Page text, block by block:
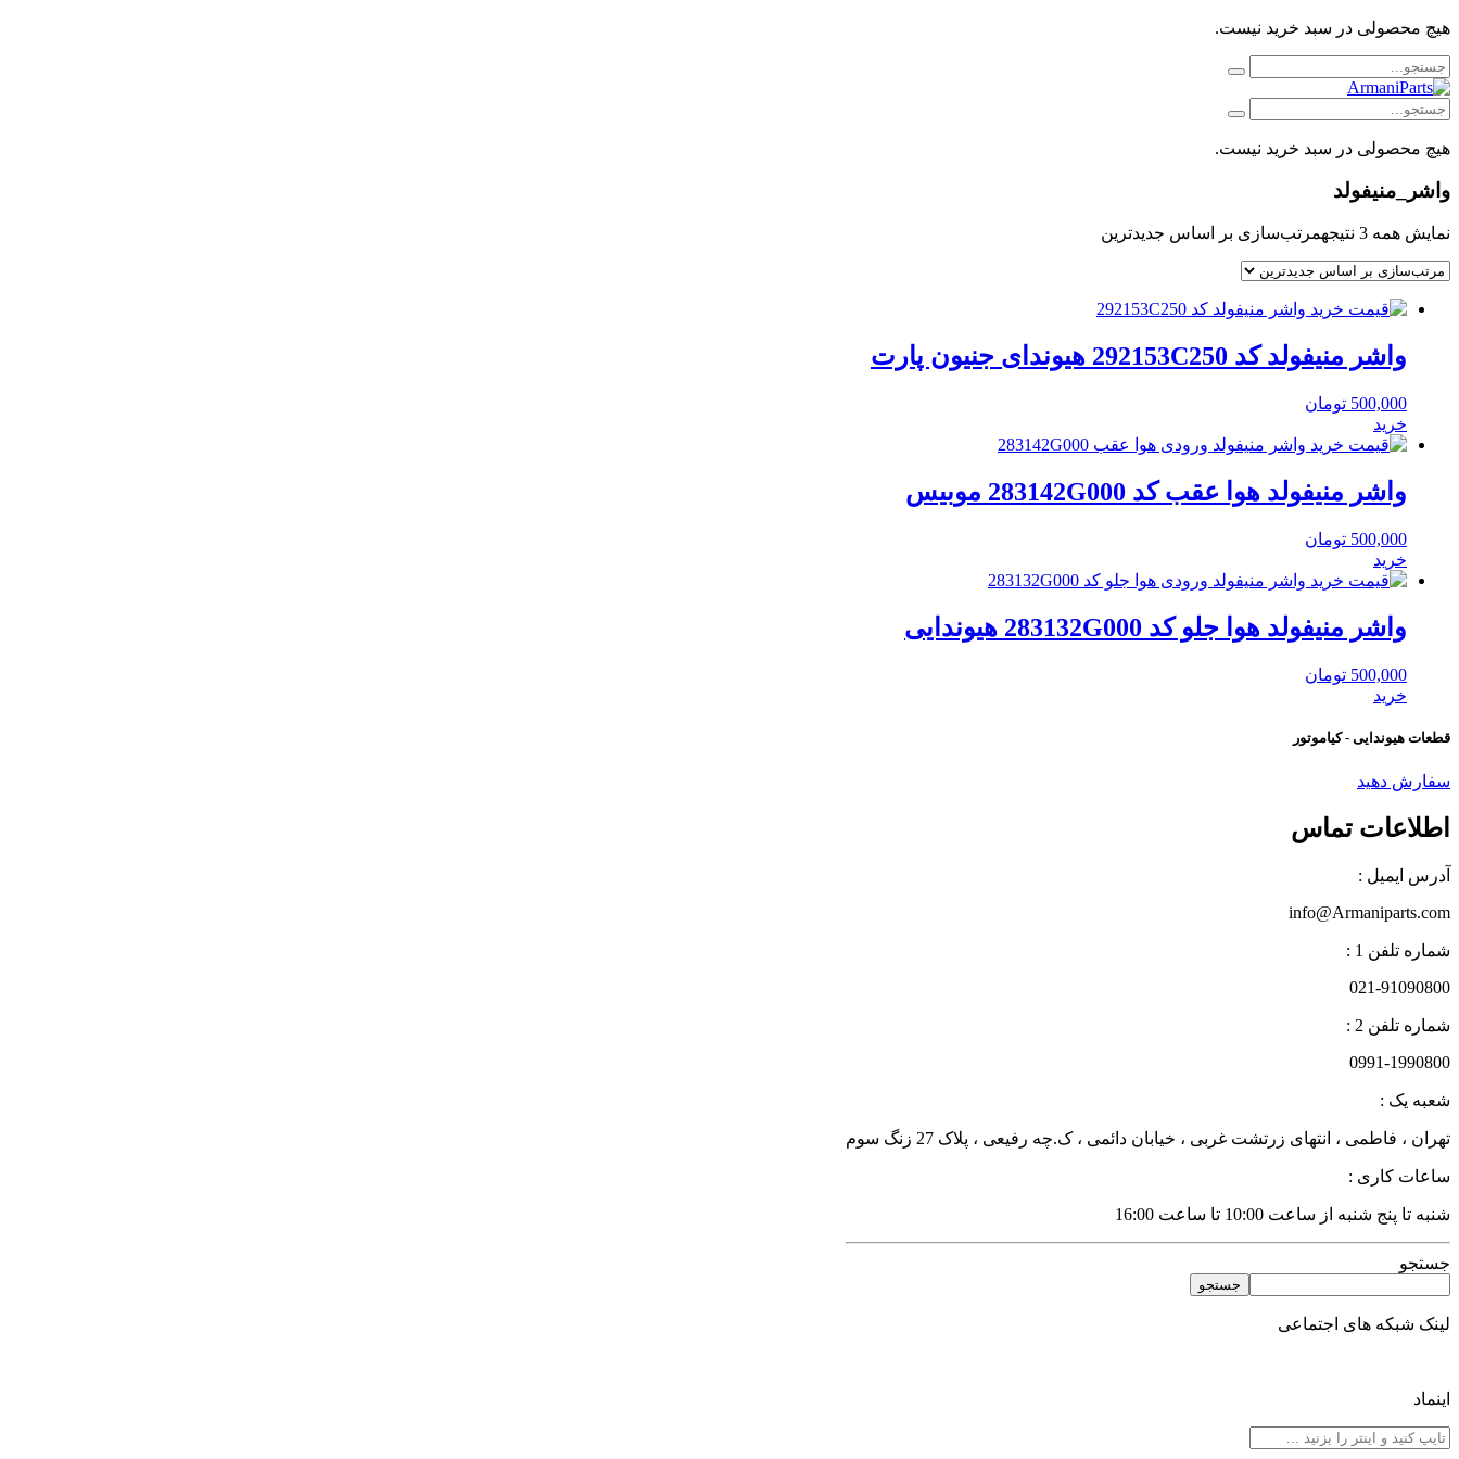
هیچ محصولی در سبد خرید نیست.
هیچ محصولی در سبد خرید نیست.
واشر_منیفولد
نمایش همه 3 نتیجه مرتب‌سازی بر اساس جدیدترین
واشر منیفولد کد 292153C250 هیوندای جنیون پارت
500,000 تومان
خرید
واشر منیفولد هوا عقب کد 283142G000 موبیس
500,000 تومان
خرید
واشر منیفولد هوا جلو کد 283132G000 هیوندایی
500,000 تومان
خرید
قطعات هیوندایی - کیاموتور
سفارش دهید
اطلاعات تماس
آدرس ایمیل :
info@Armaniparts.com
شماره تلفن 1 :
021-91090800
شماره تلفن 2 :
0991-1990800
شعبه یک :
تهران ، فاطمی ، انتهای زرتشت غربی ، خیابان دائمی ، ک.چه رفیعی ، پلاک 27 زنگ سوم
ساعات کاری :
شنبه تا پنج شنبه از ساعت 10:00 تا ساعت 16:00
جستجو
جستجو
لینک شبکه های اجتماعی
اینماد